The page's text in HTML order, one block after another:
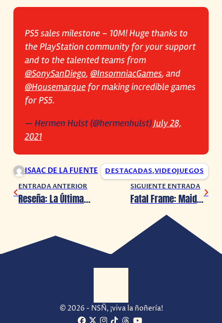
PS5 sales milestone – 10M! Huge thanks to
the PlayStation community for your support
and to the talented teams from
@SonySanDiego, @InsomniacGames, and
@Housemarquefor making incredible games
for PS5.
— Hermen Hulst (@hermenhulst)July 28,
2021
ISAAC DE LA FUENTE DESTACADAS,VIDEOJUEGOS
ENTRADA ANTERIOR
Reseña: La Última Estafa, ¿Venderías tu humanidad por 1 millón de dólares?
SIGUIENTE ENTRADA
Fatal Frame: Maiden of Black Water ya tiene fecha de estreno en PC y consolas
© 2026 - NSÑ, ¡viva la ñoñería!